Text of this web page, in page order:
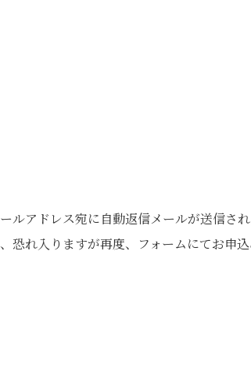
ルアドレス宛に自動返信メールが送信さ
れ入りますが再度、フォームにてお申